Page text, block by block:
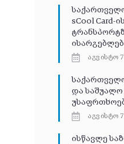
sCool Card-
აგვისტო
და საშუალო
აგვისტო
ისწავლე